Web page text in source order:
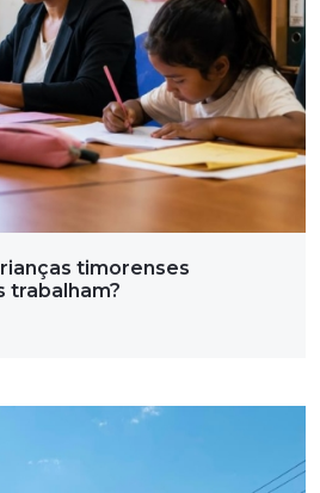
timorenses
trabalham?